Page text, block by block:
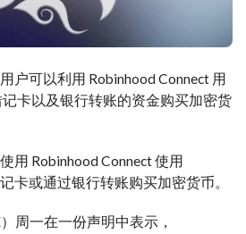
户可以利用 Robinhood Connect 用
卡以及银行转账的资金购买加密货
用 Robinhood Connect 使用
卡或通过银行转账购买加密货币。
周一在一份声明中表示，